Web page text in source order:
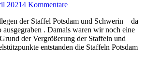
20214 Kommentare
der Staffel Potsdam und Schwerin – da
ausgegraben . Damals waren wir noch eine
der Vergrößerung der Staffeln und
entstanden die Staffeln Potsdam